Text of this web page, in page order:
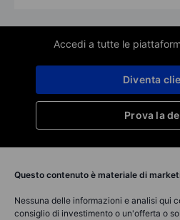
Accedi a tutte le
Prova la
Diventa
Questo contenuto è materiale di
Nessuna delle informazioni e analisi qui
consiglio di investimento o un'offerta o